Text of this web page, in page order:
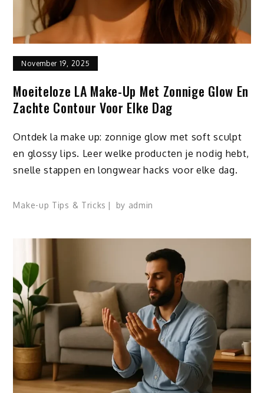
November 19, 2025
Moeiteloze LA Make-Up Met Zonnige Glow En
Zachte Contour Voor Elke Dag
Ontdek la make up: zonnige glow met soft sculpt
en glossy lips. Leer welke producten je nodig hebt,
snelle stappen en longwear hacks voor elke dag.
Make-up Tips & Tricks by admin